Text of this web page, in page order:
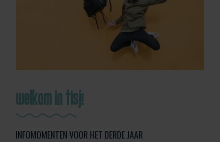
welkom in tisj!
INFOMOMENTEN VOOR HET DERDE JAAR